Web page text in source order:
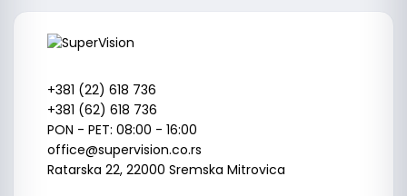
+381 (22) 618 736
+381 (62) 618 736
PON - PET: 08:00 - 16:00
office@supervision.co.rs
Ratarska 22, 22000 Sremska Mitrovica